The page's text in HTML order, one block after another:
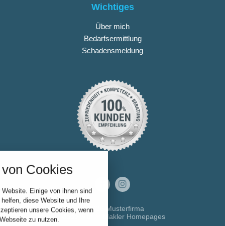
Wichtiges
Über mich
Bedarfsermittlung
Schadensmeldung
© 2026 Musterfirma
Makler Homepages
Cookies
Einige von ihnen sind
diese Website und Ihre
unsere Cookies, wenn
zu nutzen.
folgende Kategorien zu
zu blockieren.
Notwendig
Performance